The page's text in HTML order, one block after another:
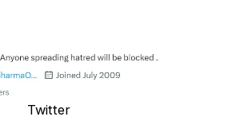
Twitter